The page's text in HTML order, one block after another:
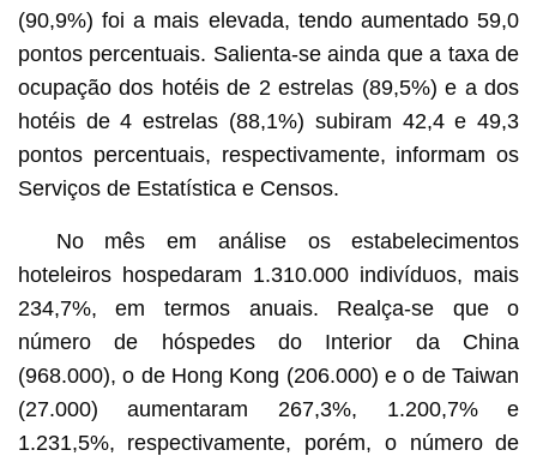
(90,9%) foi a mais elevada, tendo aumentado 59,0
pontos percentuais. Salienta-se ainda que a taxa de
ocupação dos hotéis de 2 estrelas (89,5%) e a dos
hotéis de 4 estrelas (88,1%) subiram 42,4 e 49,3
pontos percentuais, respectivamente, informam os
Serviços de Estatística e Censos.
No mês em análise os estabelecimentos
hoteleiros hospedaram 1.310.000 indivíduos, mais
234,7%, em termos anuais. Realça-se que o
número de hóspedes do Interior da China
(968.000), o de Hong Kong (206.000) e o de Taiwan
(27.000) aumentaram 267,3%, 1.200,7% e
1.231,5%, respectivamente, porém, o número de